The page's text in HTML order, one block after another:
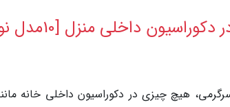
داخلی منزل [10مدل نو]
هیچ چیزی در دکوراسیون داخلی خانه